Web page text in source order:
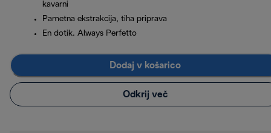
kavarni
Pametna ekstrakcija, tiha priprava
En dotik. Always Perfetto
Dodaj v košarico
Odkrij več